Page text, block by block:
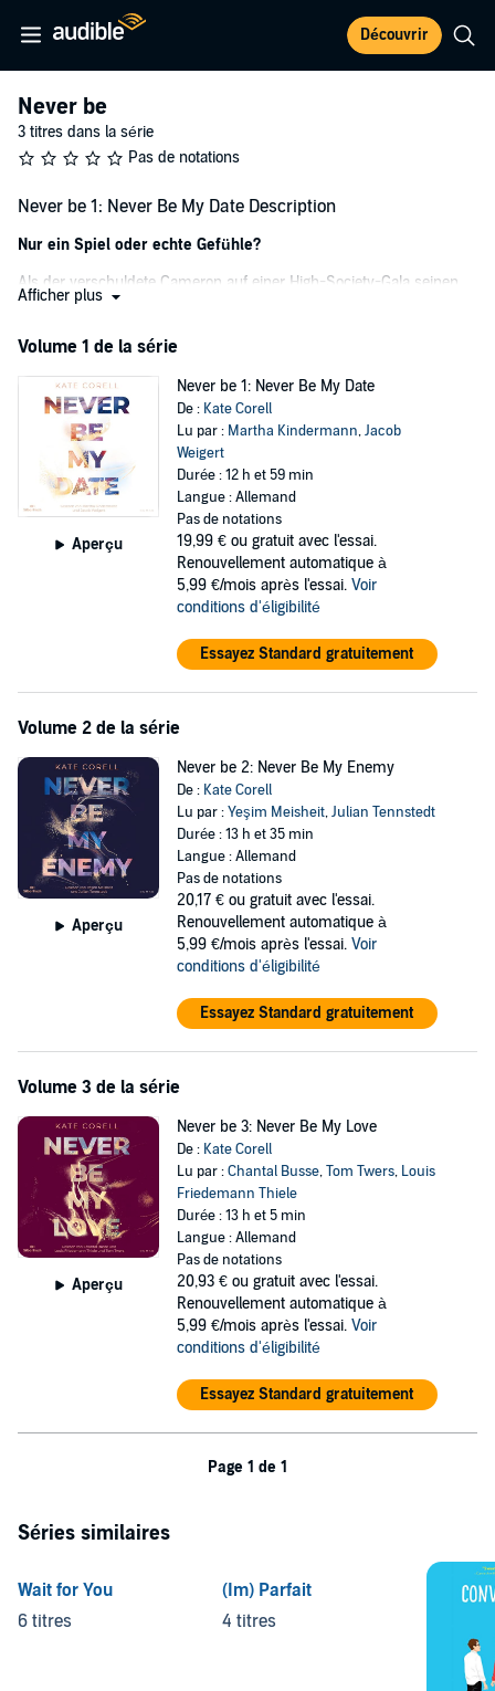
Découvrir
Never be
3 titres dans la série
Pas de notations
Never be 1: Never Be My Date Description
Nur ein Spiel oder echte Gefühle?
Als der verschuldete Cameron auf einer High-Society-Gala seinen
Doppelgänger trifft, kann er es kaum fassen. Jasper Anderson, Sohn
Gesicht geschnitten – und macht ihm ein unwiderstehliches
schuldenfreies Leben. Scheinbar reibungslos schafft Cameron es,
sich unter falschem Namen im elitären Waterbury College
einzuschleusen und als Jasper durchzugehen – bis ein Dating-Spiel
die Runde macht und er mit der scharfsinnigen Millionärstochter
Aspen gematcht wird …
//Dies ist der erste Band der fesselnden College Romance »Never
Be«. Die Hörbücher der emotional mitreißenden New Adult Reihe:
-- Band 1: Never be my Date
-- Band 2: Never be my Enemy
-- Band 3: Never be my Love//
Diese Reihe ist abgeschlossen.
©2022 CARLSEN Verlag GmbH (P)2022 Hörbuch Hamburg HHV
Afficher plus
Volume 1 de la série
Aperçu
Never be 1: Never Be My Date
De : Kate Corell
Lu par : Martha Kindermann,Jacob
Weigert
Durée : 12 h et 59 min
Langue : Allemand
Pas de notations
19,99 € ou gratuit avec l'essai.
Renouvellement automatique à
5,99 €/mois après l'essai. Voir
conditions d'éligibilité
Essayez Standard gratuitement
Volume 2 de la série
Aperçu
Never be 2: Never Be My Enemy
De : Kate Corell
Lu par :Yeşim Meisheit,Julian Tennstedt
Durée : 13 h et 35 min
Langue : Allemand
Pas de notations
20,17 € ou gratuit avec l'essai.
Renouvellement automatique à
5,99 €/mois après l'essai. Voir
conditions d'éligibilité
Essayez Standard gratuitement
Volume 3 de la série
Aperçu
Never be 3: Never Be My Love
De : Kate Corell
Lu par :Chantal Busse,Tom Twers, Louis
Friedemann Thiele
Durée : 13 h et 5 min
Langue : Allemand
Pas de notations
20,93 € ou gratuit avec l'essai.
Renouvellement automatique à
5,99 €/mois après l'essai. Voir
conditions d'éligibilité
Essayez Standard gratuitement
Page 1 de 1
Séries similaires
Wait for You
6 titres
(Im) Parfait
4 titres